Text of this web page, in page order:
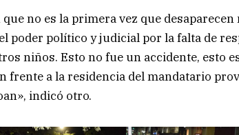
no es la primera vez que desaparecen
poder político y judicial por la falta de
niños. Esto no fue un accidente, esto
a la residencia del mandatario
indicó otro.